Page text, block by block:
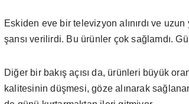
Eskiden eve bir televizyon alınırdı ve uzun
şansı verilirdi. Bu ürünler çok sağlamdı.
Diğer bir bakış açısı da, ürünleri büyük
kalitesinin düşmesi, göze alınarak